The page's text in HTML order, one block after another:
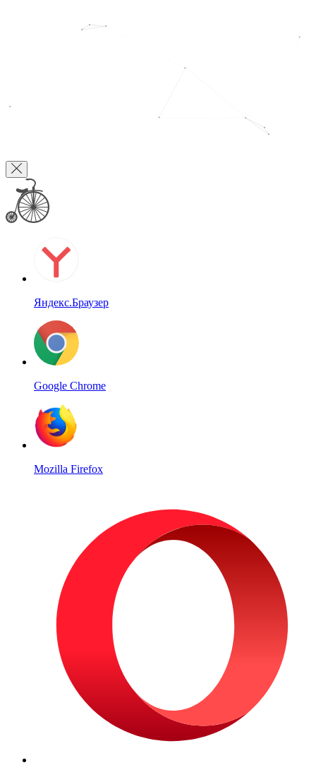
Яндекс.Браузер
Google Chrome
Mozilla Firefox